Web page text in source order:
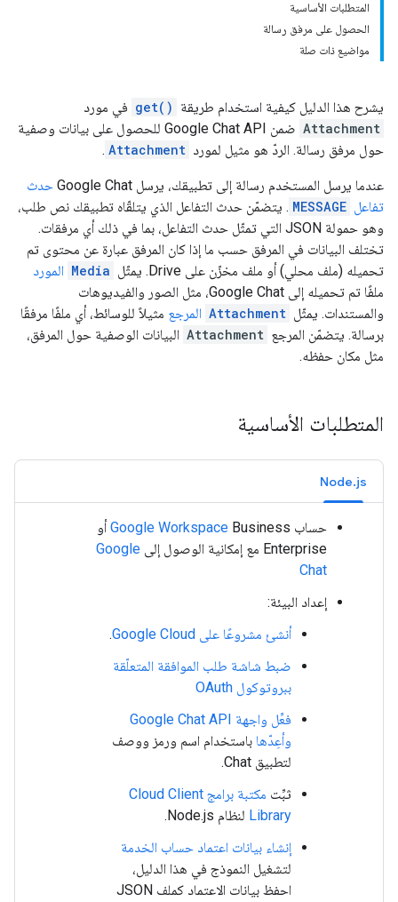
المتطلبات الأساسية
الحصول على مرفق رسالة
مواضيع ذات صلة
يشرح هذا الدليل كيفية استخدام طريقة get() في مورد
Attachment
ضمن Google Chat API للحصول على بيانات وصفية
حول مرفق رسالة. الردّ هو مثيل لمورد Attachment
.
عندما يرسل المستخدم رسالة إلى تطبيقك، يرسل Google Chat
حدث
تفاعل MESSAGE . يتضمّن حدث التفاعل الذي يتلقّاه تطبيقك نص طلب،
وهو حمولة JSON التي تمثّل حدث التفاعل، بما في ذلك أي مرفقات.
تختلف البيانات في المرفق حسب ما إذا كان المرفق عبارة عن محتوى تم
تحميله (ملف محلي) أو ملف مخزّن على Drive. يمثّل
Media المورد
ملفًا تم تحميله إلى Google Chat، مثل الصور والفيديوهات
والمستندات. يمثّل Attachment المرجع مثيلاً للوسائط، أي ملفًا مرفقًا
برسالة. يتضمّن المرجع Attachment البيانات الوصفية حول المرفق،
مثل مكان حفظه.
المتطلبات الأساسية
Node.js
حساب Google WorkspaceBusiness أو
Enterprise مع إمكانية الوصول إلى
Google
Chat
إعداد البيئة:
أنشئ مشروعًا على Google Cloud
.
ضبط شاشة طلب الموافقة المتعلّقة
ببروتوكول OAuth
فعِّل واجهة Google Chat API
وأعِدّها باستخدام اسم ورمز ووصف
لتطبيق Chat.
ثبِّت
مكتبة برامج Cloud Client
Library لنظام Node.js.
إنشاء بيانات اعتماد حساب الخدمة
لتشغيل النموذج في هذا الدليل،
احفظ بيانات الاعتماد كملف JSON